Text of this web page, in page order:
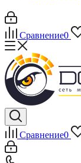
Сравнение0
Сравнение0